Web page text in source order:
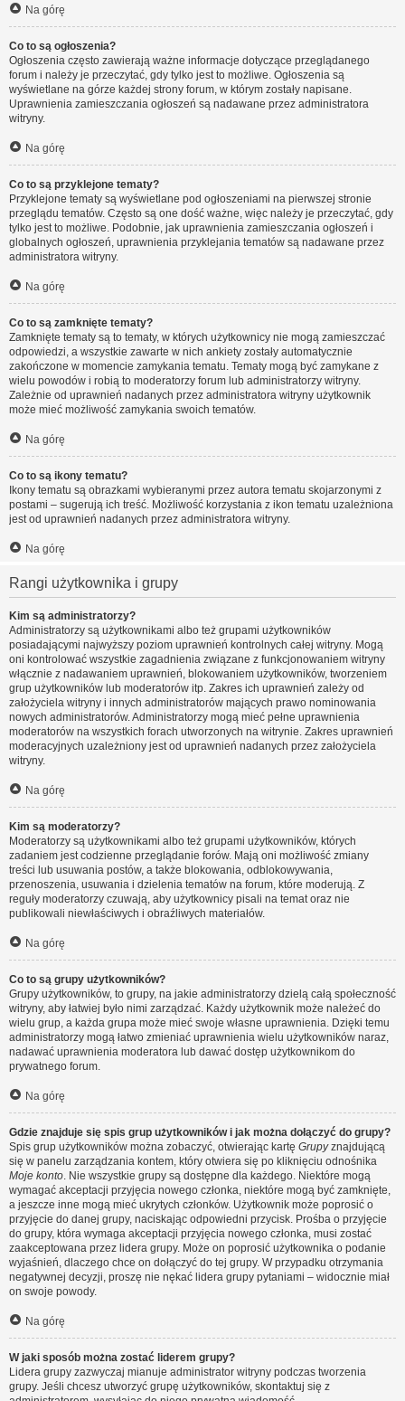
Na górę
Co to są ogłoszenia?
Ogłoszenia często zawierają ważne informacje dotyczące przeglądanego
forum i należy je przeczytać, gdy tylko jest to możliwe. Ogłoszenia są
wyświetlane na górze każdej strony forum, w którym zostały napisane.
Uprawnienia zamieszczania ogłoszeń są nadawane przez administratora
witryny.
Na górę
Co to są przyklejone tematy?
Przyklejone tematy są wyświetlane pod ogłoszeniami na pierwszej stronie
przeglądu tematów. Często są one dość ważne, więc należy je przeczytać, gdy
tylko jest to możliwe. Podobnie, jak uprawnienia zamieszczania ogłoszeń i
globalnych ogłoszeń, uprawnienia przyklejania tematów są nadawane przez
administratora witryny.
Na górę
Co to są zamknięte tematy?
Zamknięte tematy są to tematy, w których użytkownicy nie mogą zamieszczać
odpowiedzi, a wszystkie zawarte w nich ankiety zostały automatycznie
zakończone w momencie zamykania tematu. Tematy mogą być zamykane z
wielu powodów i robią to moderatorzy forum lub administratorzy witryny.
Zależnie od uprawnień nadanych przez administratora witryny użytkownik
może mieć możliwość zamykania swoich tematów.
Na górę
Co to są ikony tematu?
Ikony tematu są obrazkami wybieranymi przez autora tematu skojarzonymi z
postami – sugerują ich treść. Możliwość korzystania z ikon tematu uzależniona
jest od uprawnień nadanych przez administratora witryny.
Na górę
Rangi użytkownika i grupy
Kim są administratorzy?
Administratorzy są użytkownikami albo też grupami użytkowników
posiadającymi najwyższy poziom uprawnień kontrolnych całej witryny. Mogą
oni kontrolować wszystkie zagadnienia związane z funkcjonowaniem witryny
włącznie z nadawaniem uprawnień, blokowaniem użytkowników, tworzeniem
grup użytkowników lub moderatorów itp. Zakres ich uprawnień zależy od
założyciela witryny i innych administratorów mających prawo nominowania
nowych administratorów. Administratorzy mogą mieć pełne uprawnienia
moderatorów na wszystkich forach utworzonych na witrynie. Zakres uprawnień
moderacyjnych uzależniony jest od uprawnień nadanych przez założyciela
witryny.
Na górę
Kim są moderatorzy?
Moderatorzy są użytkownikami albo też grupami użytkowników, których
zadaniem jest codzienne przeglądanie forów. Mają oni możliwość zmiany
treści lub usuwania postów, a także blokowania, odblokowywania,
przenoszenia, usuwania i dzielenia tematów na forum, które moderują. Z
reguły moderatorzy czuwają, aby użytkownicy pisali na temat oraz nie
publikowali niewłaściwych i obraźliwych materiałów.
Na górę
Co to są grupy użytkowników?
Grupy użytkowników, to grupy, na jakie administratorzy dzielą całą społeczność
witryny, aby łatwiej było nimi zarządzać. Każdy użytkownik może należeć do
wielu grup, a każda grupa może mieć swoje własne uprawnienia. Dzięki temu
administratorzy mogą łatwo zmieniać uprawnienia wielu użytkowników naraz,
nadawać uprawnienia moderatora lub dawać dostęp użytkownikom do
prywatnego forum.
Na górę
Gdzie znajduje się spis grup użytkowników i jak można dołączyć do grupy?
Spis grup użytkowników można zobaczyć, otwierając kartę Grupyznajdującą
się w panelu zarządzania kontem, który otwiera się po kliknięciu odnośnika
Moje konto. Nie wszystkie grupy są dostępne dla każdego. Niektóre mogą
wymagać akceptacji przyjęcia nowego członka, niektóre mogą być zamknięte,
a jeszcze inne mogą mieć ukrytych członków. Użytkownik może poprosić o
przyjęcie do danej grupy, naciskając odpowiedni przycisk. Prośba o przyjęcie
do grupy, która wymaga akceptacji przyjęcia nowego członka, musi zostać
zaakceptowana przez lidera grupy. Może on poprosić użytkownika o podanie
wyjaśnień, dlaczego chce on dołączyć do tej grupy. W przypadku otrzymania
negatywnej decyzji, proszę nie nękać lidera grupy pytaniami – widocznie miał
on swoje powody.
Na górę
W jaki sposób można zostać liderem grupy?
Lidera grupy zazwyczaj mianuje administrator witryny podczas tworzenia
grupy. Jeśli chcesz utworzyć grupę użytkowników, skontaktuj się z